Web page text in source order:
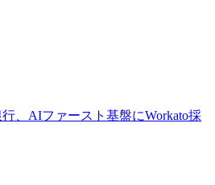
、AIファースト基盤にWorkato採